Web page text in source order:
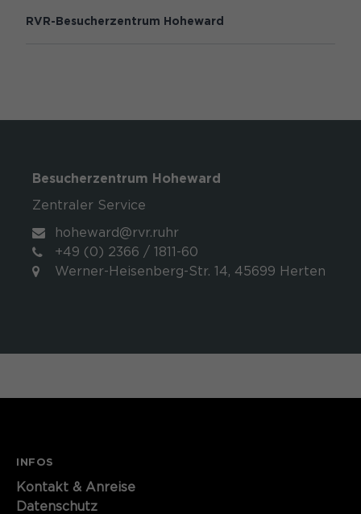
obersten Plateau der Halde ein etwas größerer
RVR-Besucherzentrum Hoheward
Besucherzentrum Hoheward
Zentraler Service
hoheward@rvr.ruhr
+49 (0) 2366 / 1811-60
Werner-Heisenberg-Str. 14, 45699 Herten
INFOS
Kontakt​​​​​ & Anreise
Datenschutz